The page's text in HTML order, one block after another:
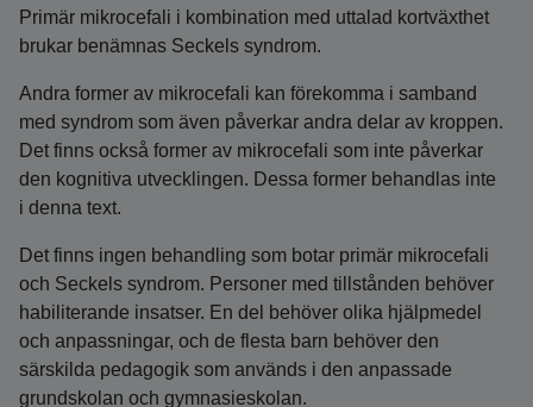
Primär mikrocefali i kombination med uttalad kortväxthet
brukar benämnas Seckels syndrom.
Andra former av mikrocefali kan förekomma i samband
med syndrom som även påverkar andra delar av kroppen.
Det finns också former av mikrocefali som inte påverkar
den kognitiva utvecklingen. Dessa former behandlas inte
i denna text.
Det finns ingen behandling som botar primär mikrocefali
och Seckels syndrom. Personer med tillstånden behöver
habiliterande insatser. En del behöver olika hjälpmedel
och anpassningar, och de flesta barn behöver den
särskilda pedagogik som används i den anpassade
grundskolan och gymnasieskolan.